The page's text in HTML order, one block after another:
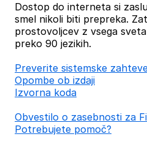
Dostop do interneta si
smel nikoli biti prepreka.
prostovoljcev z vsega
preko 90 jezikih.
Preverite sistemske
Opombe ob izdaji
Izvorna koda
Obvestilo o zasebnosti za
Potrebujete pomoč?